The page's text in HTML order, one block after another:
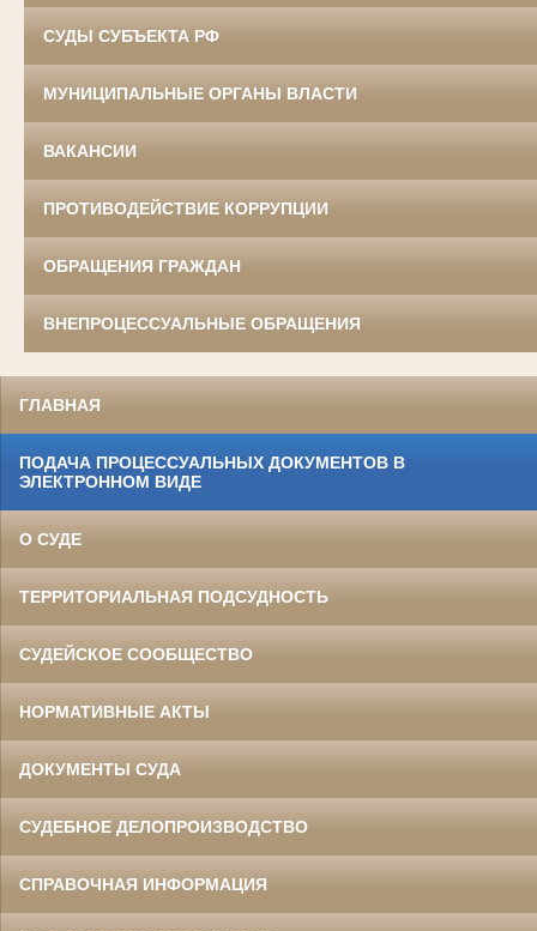
СУДЫ СУБЪЕКТА РФ
МУНИЦИПАЛЬНЫЕ ОРГАНЫ ВЛАСТИ
ВАКАНСИИ
ПРОТИВОДЕЙСТВИЕ КОРРУПЦИИ
ОБРАЩЕНИЯ ГРАЖДАН
ВНЕПРОЦЕССУАЛЬНЫЕ ОБРАЩЕНИЯ
ГЛАВНАЯ
ПОДАЧА ПРОЦЕССУАЛЬНЫХ ДОКУМЕНТОВ В
ЭЛЕКТРОННОМ ВИДЕ
О СУДЕ
ТЕРРИТОРИАЛЬНАЯ ПОДСУДНОСТЬ
СУДЕЙСКОЕ СООБЩЕСТВО
НОРМАТИВНЫЕ АКТЫ
ДОКУМЕНТЫ СУДА
СУДЕБНОЕ ДЕЛОПРОИЗВОДСТВО
СПРАВОЧНАЯ ИНФОРМАЦИЯ